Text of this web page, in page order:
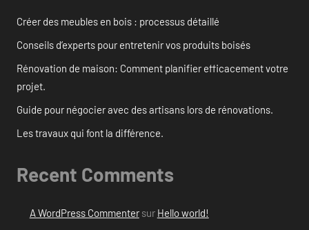
Créer des meubles en bois : processus détaillé
Conseils d’experts pour entretenir vos produits boisés
Rénovation de maison: Comment planifier efficacement votre
projet.
Guide pour négocier avec des artisans lors de rénovations.
Les travaux qui font la différence.
Recent Comments
A WordPress Commentersur Hello world!